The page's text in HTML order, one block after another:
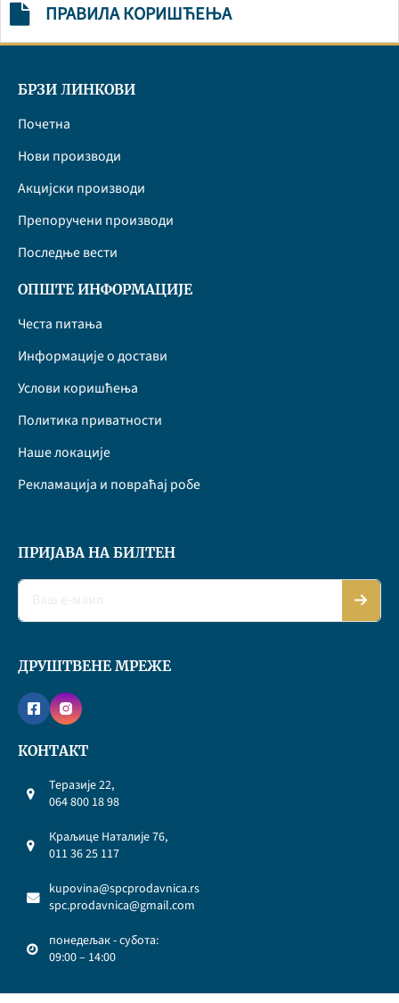
ПРАВИЛА КОРИШЋЕЊА
БРЗИ ЛИНКОВИ
Почетна
Нови производи
Акцијски производи
Препоручени производи
Последње вести
ОПШТЕ ИНФОРМАЦИЈЕ
Честа питања
Информације о достави
Услови коришћења
Политика приватности
Наше локације
Рекламација и повраћај робе
ПРИЈАВА НА БИЛТЕН
ДРУШТВЕНЕ МРЕЖЕ
КОНТАКТ
Теразије 22,
064 800 18 98
Краљице Наталије 76,
011 36 25 117
kupovina@spcprodavnica.rs
spc.prodavnica@gmail.com
понедељак - субота:
09:00 – 14:00